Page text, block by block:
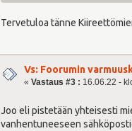
Tervetuloa tänne
Vs: Foorumin
«Vastaus #3 : 16.06.22 -
Joo eli pistetään yhteisesti
vanhentuneeseen